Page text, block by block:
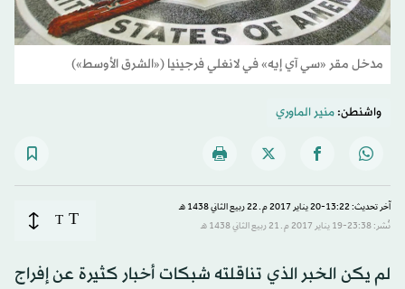
مدخل مقر «سي آي إيه» في لانغلي فرجينيا («الشرق الأوسط»)
واشنطن:منير الماوري
آخر تحديث: 13:22-20 يناير 2017 م ـ 22 ربيع الثاني 1438 هـ
نُشر: 23:38-19 يناير 2017 م ـ 21 ربيع الثاني 1438 هـ
T
T
لم يكن الخبر الذي تناقلته شبكات أخبار كثيرة عن إفراج